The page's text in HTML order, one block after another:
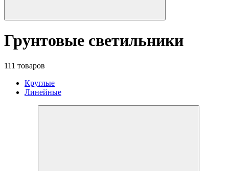
Грунтовые светильники
111 товаров
Круглые
Линейные